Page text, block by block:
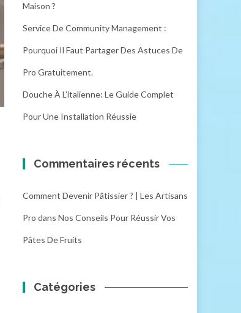
Maison ?
Service De Community Management :
Pourquoi Il Faut Partager Des Astuces De
Pro Gratuitement.
Douche À L’italienne: Le Guide Complet
Pour Une Installation Réussie
Commentaires récents
Comment Devenir Pâtissier ? | Les Artisans
Pro dans Nos Conseils Pour Réussir Vos
Pâtes De Fruits
Catégories